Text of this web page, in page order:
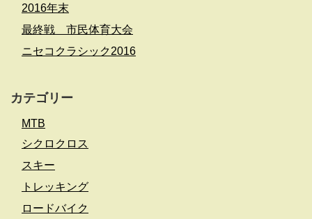
2016年末
最終戦 市民体育大会
ニセコクラシック2016
カテゴリー
MTB
シクロクロス
スキー
トレッキング
ロードバイク